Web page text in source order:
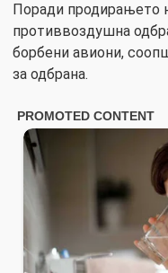
Поради продирањето
противвоздушна
борбени авиони,
за одбрана.